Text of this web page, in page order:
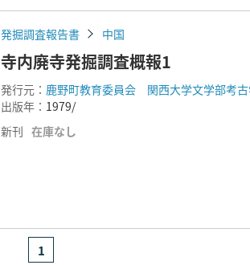
発掘調査報告書 中国
寺内廃寺発掘調査概報1
発行元： 鹿野町教育委員会 関西大学文学部考古
出版年： 1979/
新刊 在庫なし
1